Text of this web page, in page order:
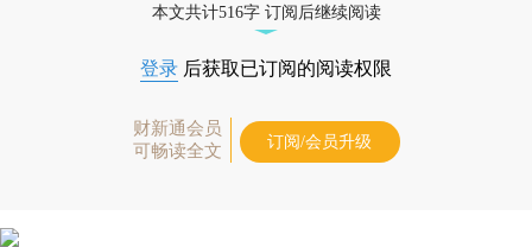
本文共计516字 订阅后继续阅读
登录 后获取已订阅的阅读权限
财新通会员
可畅读全文
订阅/会员升级